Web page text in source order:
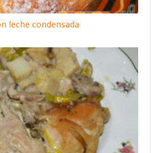
leche condensada